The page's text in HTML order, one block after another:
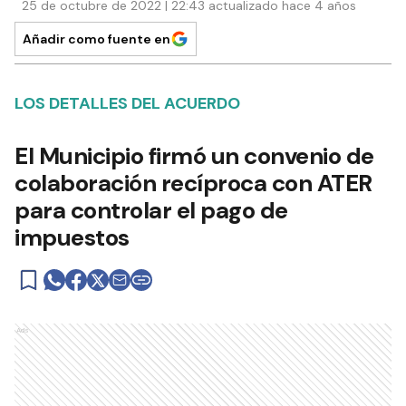
25 de octubre de 2022 | 22:43 actualizado hace 4 años
Añadir como fuente en
LOS DETALLES DEL ACUERDO
El Municipio firmó un convenio de
colaboración recíproca con ATER
para controlar el pago de
impuestos
Ads